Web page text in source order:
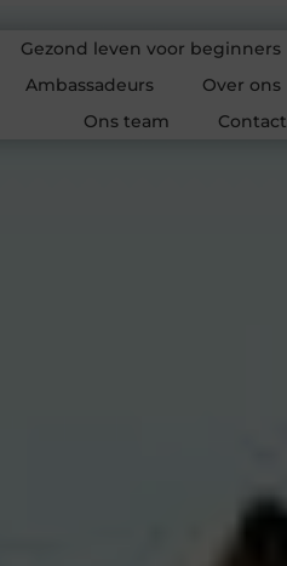
Gezond leven voor beginners
Ambassadeurs
Over ons
Ons team
Contact